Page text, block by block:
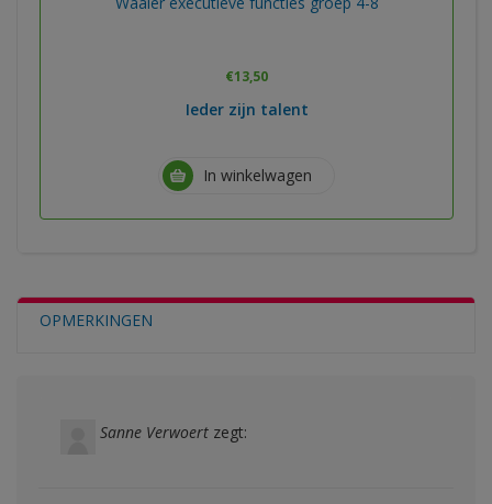
€13,50
Ieder zijn talent
In winkelwagen
OPMERKINGEN
Sanne Verwoert zegt: